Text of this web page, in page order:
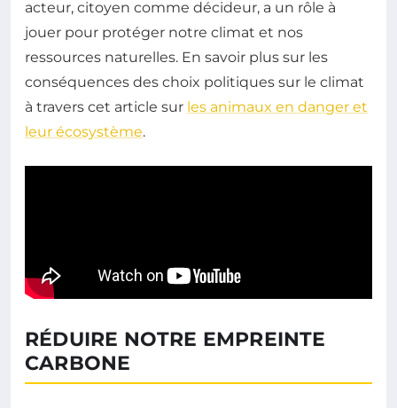
acteur, citoyen comme décideur, a un rôle à
jouer pour protéger notre climat et nos
ressources naturelles. En savoir plus sur les
conséquences des choix politiques sur le climat
à travers cet article sur les animaux en danger et
leur écosystème.
RÉDUIRE NOTRE EMPREINTE
CARBONE